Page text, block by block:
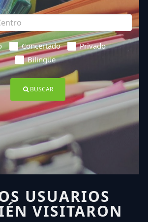
Concertado
Privado
Bilingüe
BUSCAR
USUARIOS
VISITARON